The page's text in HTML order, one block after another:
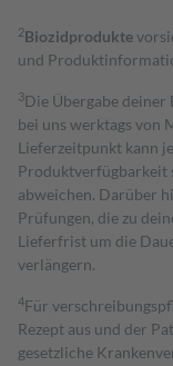
2Biozidprodukte
und
3Die Übergabe
bei uns werktags von
Lieferzeitpunkt kann
Produktverfügbarkeit
abweichen. Darüber
Prüfungen, die zu
Lieferfrist um die
verlängern.
4Für
Rezept aus und der
gesetzliche